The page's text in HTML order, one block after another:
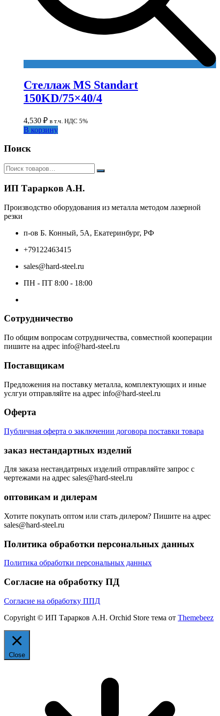
Стеллаж MS Standart
150KD/75×40/4
4,530 ₽ в т.ч. НДС 5%
В корзину
Поиск
ИП Тарарков А.Н.
Производство оборудования из металла методом лазерной
резки
п-ов Б. Конный, 5А, Екатеринбург, РФ
+79122463415
sales@hard-steel.ru
ПН - ПТ 8:00 - 18:00
Сотрудничество
По общим вопросам сотрудничества, совместной кооперации
пишите на адрес info@hard-steel.ru
Поставщикам
Предложения на поставку металла, комплектующих и иные
услгуи отправляйте на адрес info@hard-steel.ru
Оферта
Публичная оферта о заключении договора поставки товара
заказ нестандартных изделий
Для заказа нестандатрных изделий отправляйте запрос с
чертежами на адрес sales@hard-steel.ru
оптовикам и дилерам
Хотите покупать оптом или стать дилером? Пишите на адрес
sales@hard-steel.ru
Политика обработки персональных данных
Политика обработки персональных данных
Согласие на обработку ПД
Согласие на обработку ППД
Copyright © ИП Тарарков А.Н. Orchid Store тема от Themebeez
Close